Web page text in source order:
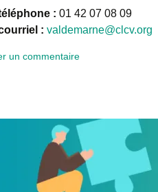
: 01 42 07 08 09
: valdemarne@clcv.org
un commentaire